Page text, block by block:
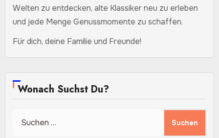
Welten zu entdecken, alte Klassiker neu zu erleben
und jede Menge Genussmomente zu schaffen.
Für dich, deine Familie und Freunde!
Wonach Suchst Du?